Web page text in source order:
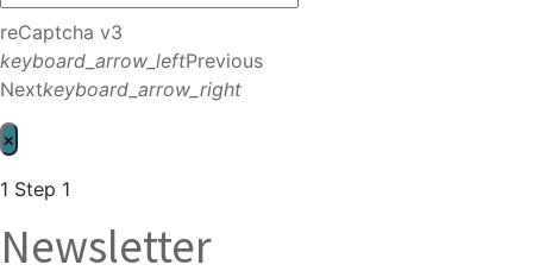
reCaptcha v3
keyboard_arrow_leftPrevious
Nextkeyboard_arrow_right
×
1 Step 1
Newsletter